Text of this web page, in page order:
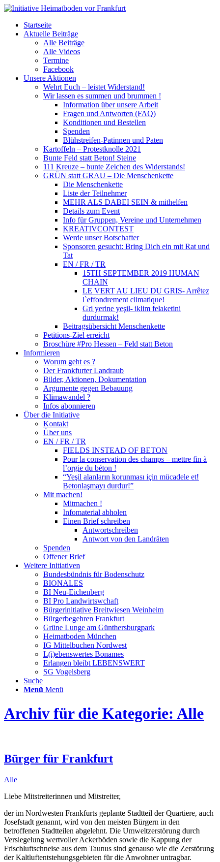
Startseite
Aktuelle Beiträge
Alle Beiträge
Alle Videos
Termine
Facebook
Unsere Aktionen
Wehrt Euch – leistet Widerstand!
Wir lassen es summen und brummen !
Information über unsere Arbeit
Fragen und Antworten (FAQ)
Konditionen und Bestellen
Spenden
Blühstreifen-Patinnen und Paten
Kartoffeln – Protestknolle 2021
Bunte Feld statt Beton! Steine
111 Kreuze – bunte Zeichen des Widerstands!
GRÜN statt GRAU – Die Menschenkette
Die Menschenkette
Liste der Teilnehmer
MEHR ALS DABEI SEIN & mithelfen
Details zum Event
Info für Gruppen, Vereine und Unternehmen
KREATIVCONTEST
Werde unser Botschafter
Sponsoren gesucht: Bring Dich ein mit Rat und
Tat
EN / FR / TR
15TH SEPTEMBER 2019 HUMAN
CHAIN
LE VERT AU LIEU DU GRIS- Arrêtez
l`effondrement climatique!
Gri yerine yeşil- iklim felaketini
durdurmak!
Beitragsübersicht Menschenkette
Petitions-Ziel erreicht
Broschüre #Pro Hessen – Feld statt Beton
Informieren
Worum geht es ?
Der Frankfurter Landraub
Bilder, Aktionen, Dokumentation
Argumente gegen Bebauung
Klimawandel ?
Infos abonnieren
Über die Initiative
Kontakt
Über uns
EN / FR / TR
FIELDS INSTEAD OF BETON
Pour la conservation des champs – mettre fin à
l’orgie du béton !
“Yeşil alanların korunması için mücadele et!
Betonlaşmayı durdur!”
Mit machen!
Mitmachen !
Infomaterial abholen
Einen Brief schreiben
Antwortschreiben
Antwort von den Landräten
Spenden
Offener Brief
Weitere Initiativen
Bundesbündnis für Bodenschutz
BIONALES
BI Neu-Eichenberg
BI Pro Landwirtswchaft
Bürgerinitiative Breitwiesen Weinheim
Bürgerbegehren Frankfurt
Grüne Lunge am Günthersburgpark
Heimatboden München
IG Mittelbuchen Nordwest
L(i)ebenswertes Bonames
Erlangen bleibt LEBENSWERT
SG Vogelsberg
Suche
Menü Menü
Archiv für die Kategorie: Alle
Bürger für Frankfurt
Alle
Liebe Mitstreiterinnen und Mitstreiter,
der im Nordwesten Frankfurts geplante Stadtteil der Quartiere, auch
Josefstadt genannt, wird von den meisten Bürgern in den
betroffenen Stadtteilen abgelehnt. Die Umweltzerstörung durch
Versiegelung wertvoller Ackerböden sowie die Kappung der
Frischluftschneise aus dem Taunus sind genauso wie die Zerstörung
der Kaltluftentstehungsgebieten für die Anwohner untragbar.